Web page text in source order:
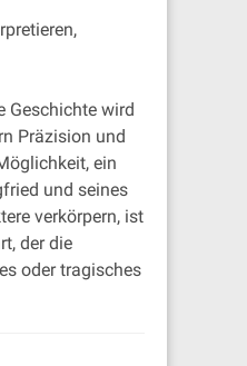
Geschichte wird
Präzision und
ein
und seines
verkörpern, ist
der die
oder tragisches